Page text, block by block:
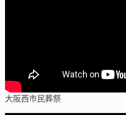
大阪西市民葬祭